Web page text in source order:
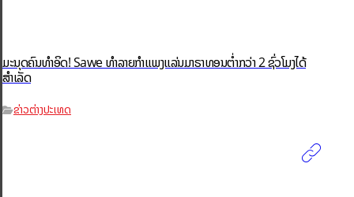
ມະນຸດຄົນທຳອິດ! Sawe ທຳລາຍກຳແພງແລ່ນມາຣາທອນຕ່ຳກວ່າ 2 ຊົ່ວໂມງໄດ້
ສຳເລັດ
ຂ່າວຕ່າງປະເທດ